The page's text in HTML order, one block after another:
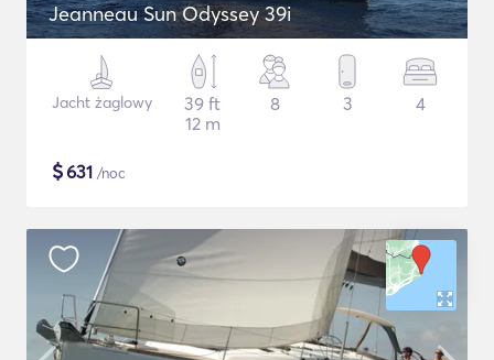
Jeanneau Sun Odyssey 39i
Jacht żaglowy
39 ft
12 m
8 3 4
$631 /noc